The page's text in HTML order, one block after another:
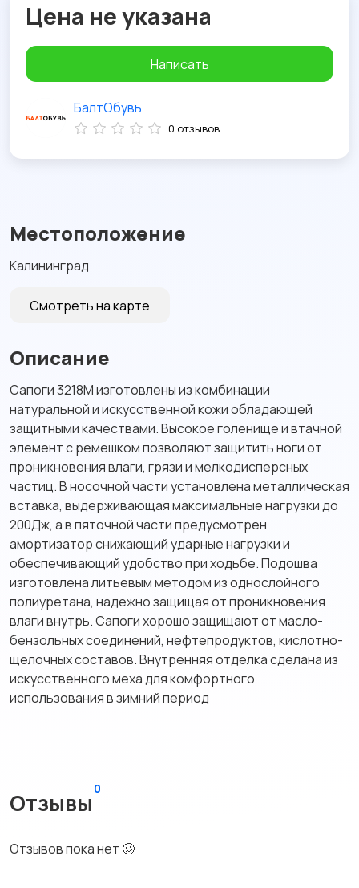
Местоположение
Калининград
Смотреть на карте
Описание
Сапоги 3218М изготовлены из комбинации
натуральной и искусственной кожи обладающей
защитными качествами. Высокое голенище и втачной
элемент с ремешком позволяют защитить ноги от
проникновения влаги, грязи и мелкодисперсных
частиц. В носочной части установлена металлическая
вставка, выдерживающая максимальные нагрузки до
200Дж, а в пяточной части предусмотрен
амортизатор снижающий ударные нагрузки и
обеспечивающий удобство при ходьбе. Подошва
изготовлена литьевым методом из однослойного
полиуретана, надежно защищая от проникновения
влаги внутрь. Сапоги хорошо защищают от масло-
бензольных соединений, нефтепродуктов, кислотно-
щелочных составов. Внутренняя отделка сделана из
искусственного меха для комфортного
использования в зимний период
Отзывы
0
Отзывов пока нет 🥴
Цена не указана
Написать
БалтОбувь
0 отзывов